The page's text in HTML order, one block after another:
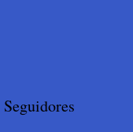
Seguidores